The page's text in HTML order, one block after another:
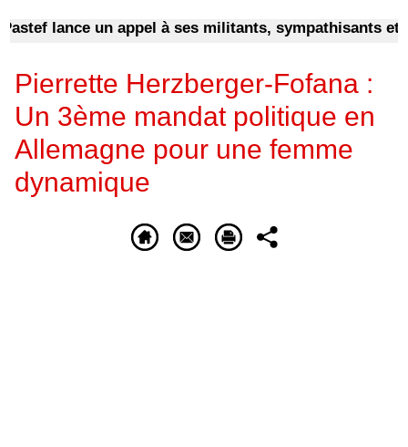
un appel à ses militants, sympathisants et à
Pierrette Herzberger-Fofana :
Un 3ème mandat politique en
Allemagne pour une femme
dynamique